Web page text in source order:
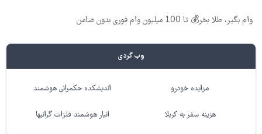
وام بگیر، طلا بخر💰 تا 100 میلیون وام فوری بدون ضامن
وب گردی
مزایده خودرو اندیشکده حکمرانی هوشمند
هزینه سفر به کربلا انبار هوشمند فلزات گرانبها